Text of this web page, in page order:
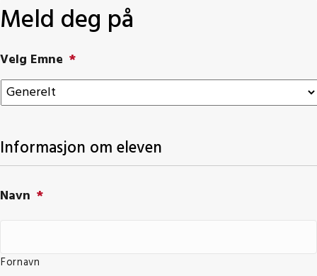
Meld deg på
Velg Emne *
Informasjon om eleven
Navn *
Fornavn